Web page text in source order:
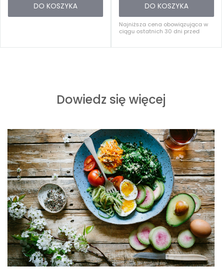
DO KOSZYKA DO KOSZYKA
Najniższa cena obowiązująca w
ciągu ostatnich 30 dni przed
Dowiedz się więcej